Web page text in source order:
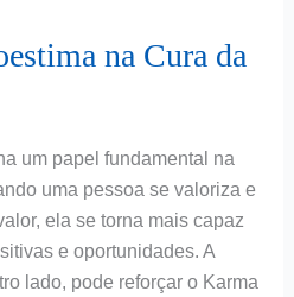
na Cura da
um papel fundamental na
uma pessoa se valoriza e
ela se torna mais capaz
e oportunidades. A
lado, pode reforçar o Karma